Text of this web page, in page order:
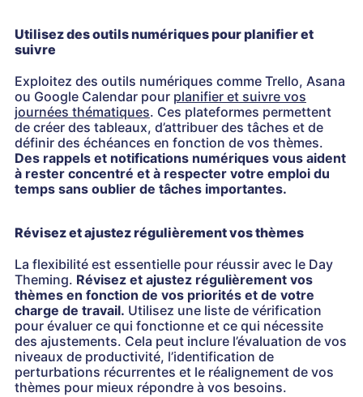
Utilisez des outils numériques pour planifier et
suivre
Exploitez des outils numériques comme Trello, Asana
ou Google Calendar pour planifier et suivre vos
journées thématiques. Ces plateformes permettent
de créer des tableaux, d’attribuer des tâches et de
définir des échéances en fonction de vos thèmes.
Des rappels et notifications numériques vous aident
à rester concentré et à respecter votre emploi du
temps sans oublier de tâches importantes.
Révisez et ajustez régulièrement vos thèmes
La flexibilité est essentielle pour réussir avec le Day
Theming. Révisez et ajustez régulièrement vos
thèmes en fonction de vos priorités et de votre
charge de travail. Utilisez une liste de vérification
pour évaluer ce qui fonctionne et ce qui nécessite
des ajustements. Cela peut inclure l’évaluation de vos
niveaux de productivité, l’identification de
perturbations récurrentes et le réalignement de vos
thèmes pour mieux répondre à vos besoins.